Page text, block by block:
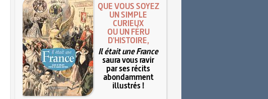
QUE VOUS SOYEZ
UN SIMPLE
CURIEUX
OU UN FÉRU
D'HISTOIRE,
Il était une France
saura vous ravir
par ses récits
abondamment
illustrés !